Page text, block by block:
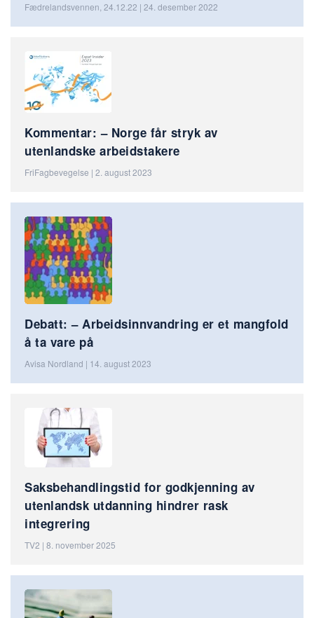
Fædrelandsvennen, 24.12.22 | 24. desember 2022
Kommentar: – Norge får stryk av
utenlandske arbeidstakere
FriFagbevegelse | 2. august 2023
Debatt: – Arbeidsinnvandring er et mangfold
å ta vare på
Avisa Nordland | 14. august 2023
Saksbehandlingstid for godkjenning av
utenlandsk utdanning hindrer rask
integrering
TV2 | 8. november 2025